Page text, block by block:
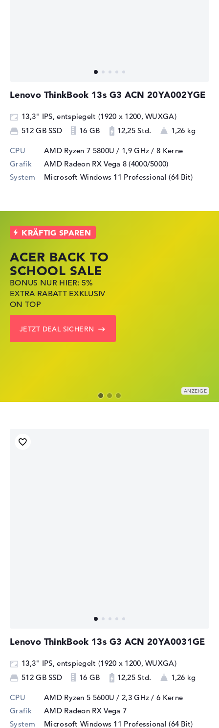
Lenovo ThinkBook 13s G3 ACN 20YA002YGE
13,3" IPS, entspiegelt (1920 x 1200, WUXGA)
512 GB SSD
16 GB 12,25 Std. 1,26 kg
CPU AMD Ryzen 7 5800U / 1,9 GHz / 8 Kerne
Grafik
AMD Radeon RX Vega 8 (4000/5000)
System
Microsoft Windows 11 Professional (64 Bit)
ACER BACK TO
SCHOOL SALE
BONUS NUR HIER: 5%
EXTRA RABATT EXKLUSIV
ON TOP
JETZT DEAL SICHERN
HP STORE SSV
DEALS
JETZT ZUGREIFEN:
NOTEBOOKS BEI HP
KRÄFTIG REDUZIERT
ZU DEN HP ANGEBOTEN
LENOVO
LAPTOP DEALS
NOTEBOOKS BEI LENOVO
JETZT KRÄFTIG REDUZIERT
Lenovo ThinkBook 13s G3 ACN 20YA0031GE
13,3" IPS, entspiegelt (1920 x 1200, WUXGA)
512 GB SSD
16 GB 12,25 Std. 1,26 kg
CPU AMD Ryzen 5 5600U / 2,3 GHz / 6 Kerne
Grafik
AMD Radeon RX Vega 7
System
Microsoft Windows 11 Professional (64 Bit)